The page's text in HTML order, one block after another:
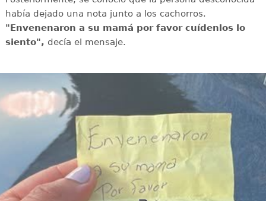
había dejado una nota junto a los cachorros.
"Envenenaron a su mamá por favor cuídenlos lo
siento", decía el mensaje.